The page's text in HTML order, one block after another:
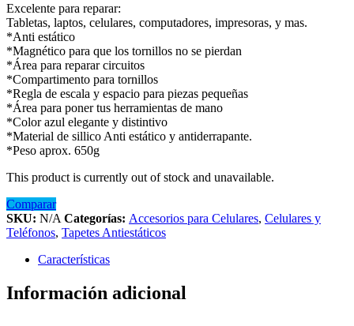
Excelente para reparar:
Tabletas, laptos, celulares, computadores, impresoras, y mas.
*Anti estático
*Magnético para que los tornillos no se pierdan
*Área para reparar circuitos
*Compartimento para tornillos
*Regla de escala y espacio para piezas pequeñas
*Área para poner tus herramientas de mano
*Color azul elegante y distintivo
*Material de sillico Anti estático y antiderrapante.
*Peso aprox. 650g
This product is currently out of stock and unavailable.
Comparar
SKU: N/A Categorías: Accesorios para Celulares, Celulares y
Teléfonos, Tapetes Antiestáticos
Características
Información adicional